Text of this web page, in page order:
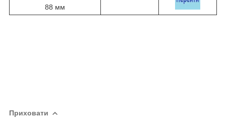
88 мм
Приховати